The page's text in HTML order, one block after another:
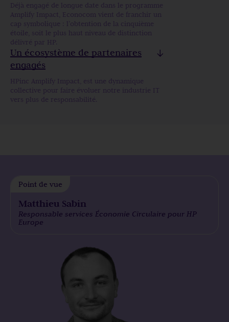
Déjà engagé de longue date dans le programme
Amplify Impact, Econocom vient de franchir un
cap symbolique : l’obtention de la cinquième
étoile, soit le plus haut niveau de distinction
délivré par HP.
Un écosystème de partenaires
engagés
HPinc Amplify Impact, est une dynamique
collective pour faire évoluer notre industrie IT
vers plus de responsabilité.
Point de vue
Matthieu Sabin
Responsable services Économie Circulaire pour HP
Europe